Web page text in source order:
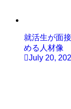
就活生が面
める人材像
July 20,